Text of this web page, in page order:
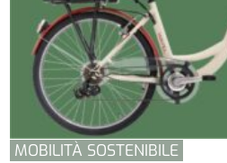
MOBILITÀ SOSTENIBILE